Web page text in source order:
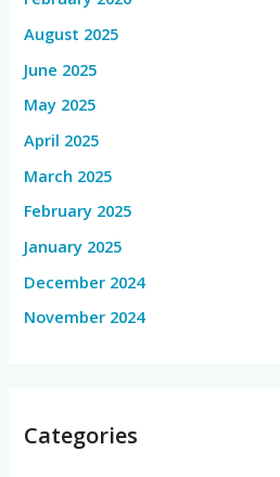
August 2025
June 2025
May 2025
April 2025
March 2025
February 2025
January 2025
December 2024
November 2024
Categories